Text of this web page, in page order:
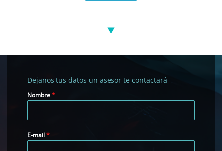
Dejanos tus datos un asesor te contactará
Nombre*
E-mail*